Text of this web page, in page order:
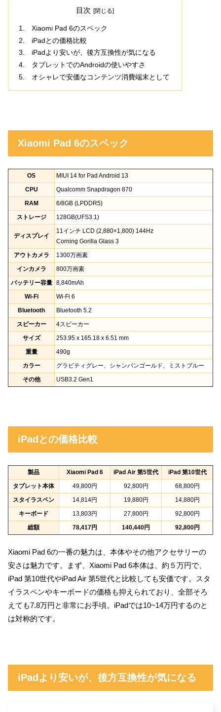
目次
Xiaomi Pad 6のスペック
iPadとの価格比較
iPadより安いが、後方互換性が気になる
タブレットでのAndroidの使いやすさ
オシャレで安価なコンテンツ消費端末として
Xiaomi Pad 6のスペック
OS
MIUI 14 for Pad Android 13
CPU
Qualcomm Snapdragon 870
RAM
6/8GB (LPDDR5)
ストレージ
128GB(UFS3.1)
ディスプレイ
11インチ LCD (2,880×1,800) 144Hz
Corning Gorilla Glass 3
アウトカメラ
1300万画素
インカメラ
800万画素
バッテリー容量
8,840mAh
Wi-Fi
Wi-Fi 6
Bluetooth
Bluetooth 5.2
スピーカー
4スピーカー
サイズ
253.95 x 165.18 x 6.51 mm
重量
490g
カラー
グラビティグレー、シャンパンゴールド、ミストブルー
その他
USB3.2 Gen1
iPadとの価格比較
製品 Xiaomi Pad 6 iPad Air 第5世代
iPad 第10世代
タブレット本体
49,800円 92,800円
68,800円
スタイラスペン
14,814円 19,880円
14,880円
キーボード
13,803円 27,800円
92,800円
総額
78,417円 140,440円 92,800円
Xiaomi Pad 6の一番の魅力は、本体やその他アクセサリーの
安さは魅力です。まず、Xiaomi Pad 6本体は、約５万円で、
iPad 第10世代やiPad Air 第5世代と比較しても安価です。スタ
イラスペンやキーボードの価格も抑えられており、全部そろ
えても7.8万円と非常にお手頃。iPadでは10~14万円するのと
は対称的です。
iPadより安いが、後方互換性が気になる